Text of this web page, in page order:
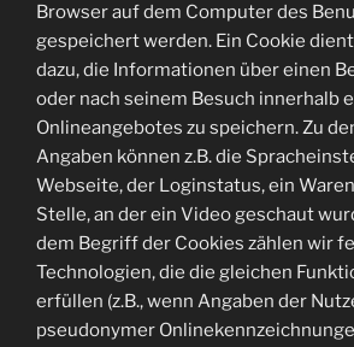
Browser auf dem Computer des
gespeichert werden. Ein Cookie
dazu, die Informationen über einen
oder nach seinem Besuch innerhalb
Onlineangebotes zu speichern. Zu
Angaben können z.B. die
Webseite, der Loginstatus, ein
Stelle, an der ein Video geschaut
dem Begriff der Cookies zählen wir
Technologien, die die gleichen
erfüllen (z.B., wenn Angaben der
pseudonymer